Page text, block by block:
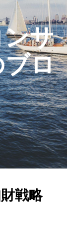
サ
ロ
戦略
出する方法